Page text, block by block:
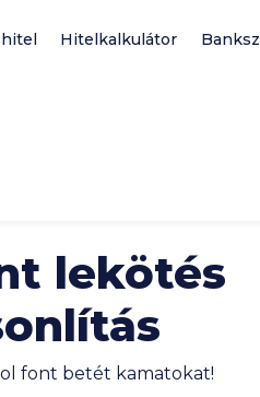
Hitelkalkulátor
lekötés
font betét kamatokat!